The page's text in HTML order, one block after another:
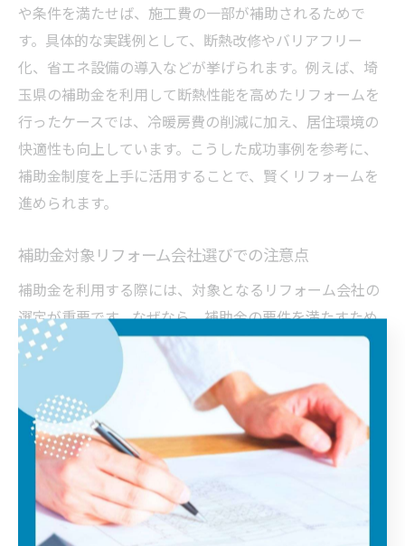
や条件を満たせば、施工費の一部が補助されるためで
す。具体的な実践例として、断熱改修やバリアフリー
化、省エネ設備の導入などが挙げられます。例えば、埼
玉県の補助金を利用して断熱性能を高めたリフォームを
行ったケースでは、冷暖房費の削減に加え、居住環境の
快適性も向上しています。こうした成功事例を参考に、
補助金制度を上手に活用することで、賢くリフォームを
進められます。
補助金対象リフォーム会社選びでの注意点
補助金を利用する際には、対象となるリフォーム会社の
選定が重要です。なぜなら、補助金の要件を満たすため
には、認定や登録を受けた業者で工事を行う必要がある
からです。実際、埼玉県でも自治体の指定業者や、実績
豊富なリフォーム会社が補助金対象となることが多いで
す。注意点としては、会社の資格や施工実績、補助金申
請のサポート体制を事前に確認することです。こうした
情報をしっかりチェックすることで、補助金の利用漏れ
や手続きのトラブルを防ぎ、安心してリフォームを任せ
ることができます。